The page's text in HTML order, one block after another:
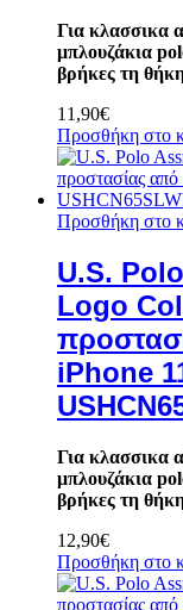
Για κλασσικα
μπλουζάκια
βρήκες τη
11,90€
Προσθήκη στο
Προσθήκη στο
U.S.
Logo
iPhone
Για κλασσικα
μπλουζάκια
βρήκες τη
12,90€
Προσθήκη στο